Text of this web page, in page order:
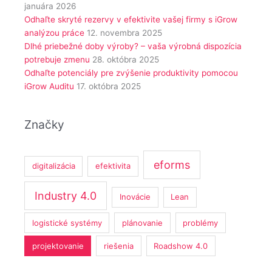
januára 2026
Odhaľte skryté rezervy v efektivite vašej firmy s iGrow
analýzou práce 12. novembra 2025
Dlhé priebežné doby výroby? – vaša výrobná dispozícia
potrebuje zmenu 28. októbra 2025
Odhaľte potenciály pre zvýšenie produktivity pomocou
iGrow Auditu 17. októbra 2025
Značky
digitalizácia efektivita eforms
Industry 4.0 Inovácie Lean
logistické systémy plánovanie problémy
projektovanie riešenia Roadshow 4.0